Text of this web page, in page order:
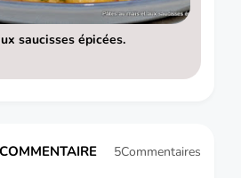
saucisses épicées.
5Commentaires